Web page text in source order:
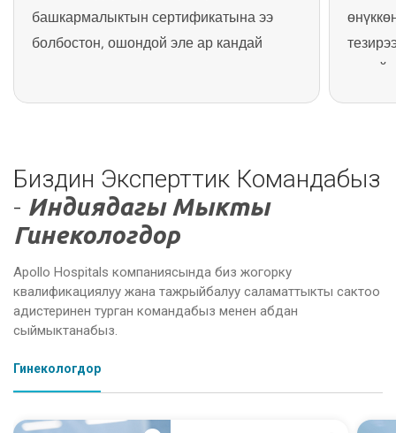
башкармалыктын сертификатына ээ
болбостон, ошондой эле ар кандай
Биздин Эксперттик Командабыз
- Индиядагы Мыкты
Гинекологдор
Apollo Hospitals компаниясында биз жогорку
квалификациялуу жана тажрыйбалуу саламаттыкты сактоо
адистеринен турган командабыз менен абдан
сыймыктанабыз.
Гинекологдор